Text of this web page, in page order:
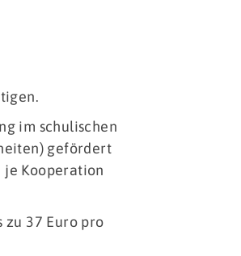
im schulischen
gefördert
je Kooperation
37 Euro pro